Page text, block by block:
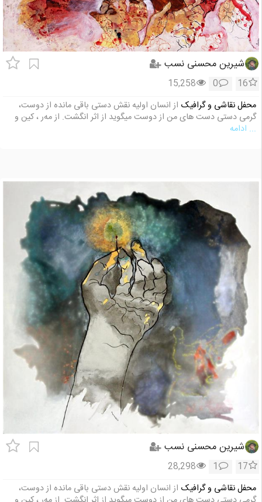
شیرین محسنی نسب
16
0
15,258
محفل نقاشی و گرافیک از انسان اولیه نقش دستی باقی مانده از دوست،
گرمی دستی دست های من از دوست میگوید از اثر انگشت. از مه‌ر ، کین و
... ادامه
شیرین محسنی نسب
17
1
28,298
محفل نقاشی و گرافیک از انسان اولیه نقش دستی باقی مانده از دوست،